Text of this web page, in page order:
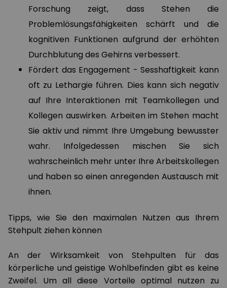
Forschung zeigt, dass Stehen die
Problemlösungsfähigkeiten schärft und die
kognitiven Funktionen aufgrund der erhöhten
Durchblutung des Gehirns verbessert.
Fördert das Engagement - Sesshaftigkeit kann
oft zu Lethargie führen. Dies kann sich negativ
auf Ihre Interaktionen mit Teamkollegen und
Kollegen auswirken. Arbeiten im Stehen macht
Sie aktiv und nimmt Ihre Umgebung bewusster
wahr. Infolgedessen mischen Sie sich
wahrscheinlich mehr unter Ihre Arbeitskollegen
und haben so einen anregenden Austausch mit
ihnen.
Tipps, wie Sie den maximalen Nutzen aus Ihrem
Stehpult ziehen können
An der Wirksamkeit von Stehpulten für das
körperliche und geistige Wohlbefinden gibt es keine
Zweifel. Um all diese Vorteile optimal nutzen zu